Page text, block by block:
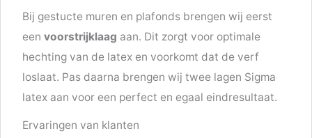
Bij gestucte muren en plafonds brengen wij eerst
eenvoorstrijklaag aan. Dit zorgt voor optimale
hechting van de latex en voorkomt dat de verf
loslaat. Pas daarna brengen wij twee lagen Sigma
latex aan voor een perfect en egaal eindresultaat.
Ervaringen van klanten